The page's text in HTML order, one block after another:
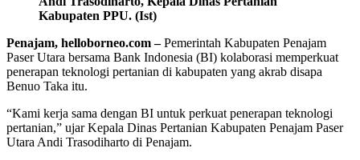
Kabupaten PPU. (Ist)
Penajam, helloborneo.com –Pemerintah Kabupaten Penajam
Paser Utara bersama Bank Indonesia (BI) kolaborasi memperkuat
penerapan teknologi pertanian di kabupaten yang akrab disapa
Benuo Taka itu.
“Kami kerja sama dengan BI untuk perkuat penerapan teknologi
pertanian,” ujar Kepala Dinas Pertanian Kabupaten Penajam Paser
Utara Andi Trasodiharto di Penajam.